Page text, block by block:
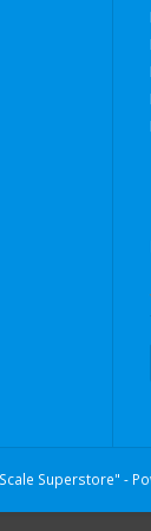
Superstore" -